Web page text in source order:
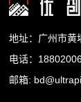
地址：广州市黄
电话：
邮箱: